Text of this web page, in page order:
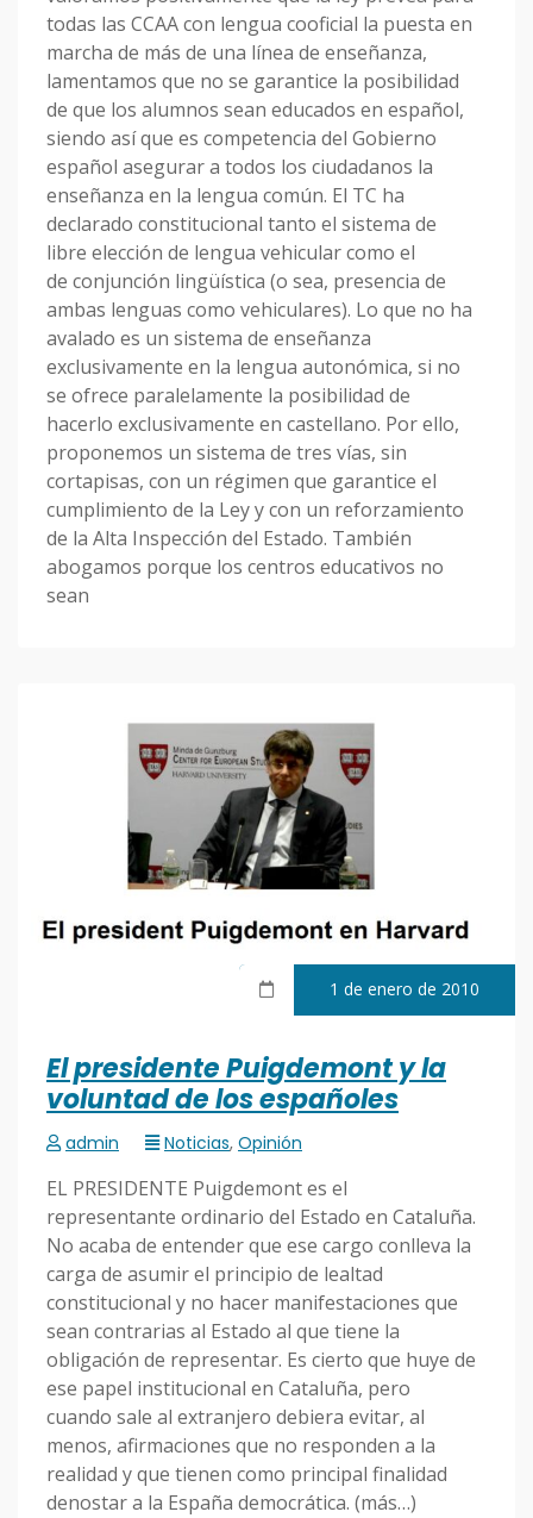
todas las CCAA con lengua cooficial la puesta en
marcha de más de una línea de enseñanza,
lamentamos que no se garantice la posibilidad
de que los alumnos sean educados en español,
siendo así que es competencia del Gobierno
español asegurar a todos los ciudadanos la
enseñanza en la lengua común. El TC ha
declarado constitucional tanto el sistema de
libre elección de lengua vehicular como el
de conjunción lingüística (o sea, presencia de
ambas lenguas como vehiculares). Lo que no ha
avalado es un sistema de enseñanza
exclusivamente en la lengua autonómica, si no
se ofrece paralelamente la posibilidad de
hacerlo exclusivamente en castellano. Por ello,
proponemos un sistema de tres vías, sin
cortapisas, con un régimen que garantice el
cumplimiento de la Ley y con un reforzamiento
de la Alta Inspección del Estado. También
abogamos porque los centros educativos no
sean
1 de enero de 2010
El presidente Puigdemont y la
voluntad de los españoles
admin Noticias, Opinión
EL PRESIDENTE Puigdemont es el
representante ordinario del Estado en Cataluña.
No acaba de entender que ese cargo conlleva la
carga de asumir el principio de lealtad
constitucional y no hacer manifestaciones que
sean contrarias al Estado al que tiene la
obligación de representar. Es cierto que huye de
ese papel institucional en Cataluña, pero
cuando sale al extranjero debiera evitar, al
menos, afirmaciones que no responden a la
realidad y que tienen como principal finalidad
denostar a la España democrática. (más…)